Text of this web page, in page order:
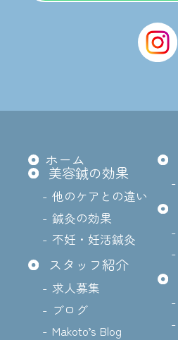
ホーム
美容鍼の効果
他のケアとの違い
鍼灸の効果
不妊・妊活鍼灸
スタッフ紹介
求人募集
ブログ
Makoto’s Blog